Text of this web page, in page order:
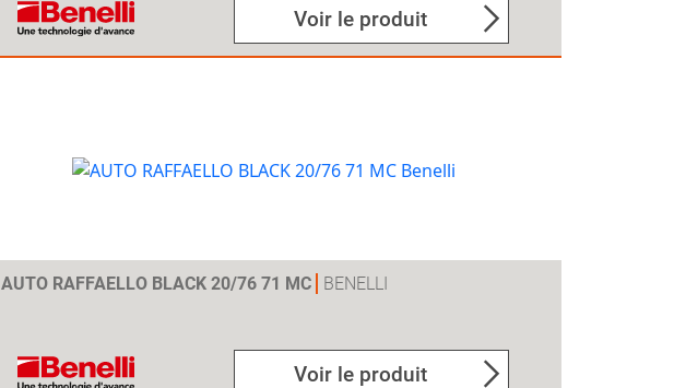
Voir le produit
AUTO RAFFAELLO BLACK 20/76 71 MC BENELLI
Voir le produit